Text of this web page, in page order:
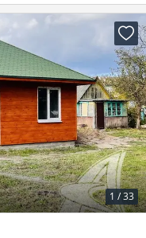
1 /33